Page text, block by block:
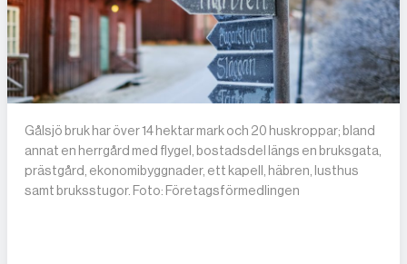
Gålsjö bruk har över 14 hektar mark och 20 huskroppar; bland
annat en herrgård med flygel, bostadsdel längs en bruksgata,
prästgård, ekonomibyggnader, ett kapell, häbren, lusthus
samt bruksstugor. Foto: Företagsförmedlingen